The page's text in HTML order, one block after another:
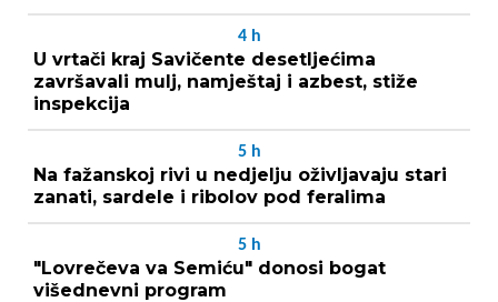
4 h
U vrtači kraj Savičente desetljećima
završavali mulj, namještaj i azbest, stiže
inspekcija
5 h
Na fažanskoj rivi u nedjelju oživljavaju stari
zanati, sardele i ribolov pod feralima
5 h
"Lovrečeva va Semiću" donosi bogat
višednevni program